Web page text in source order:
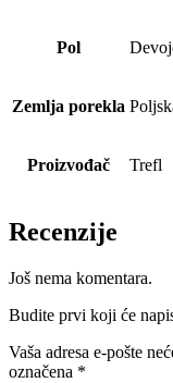
Pol
Zemlja porekla
Proizvođač Trefl
Recenzije
Još nema komentara.
Budite prvi koji će
Vaša adresa e-pošte
označena *